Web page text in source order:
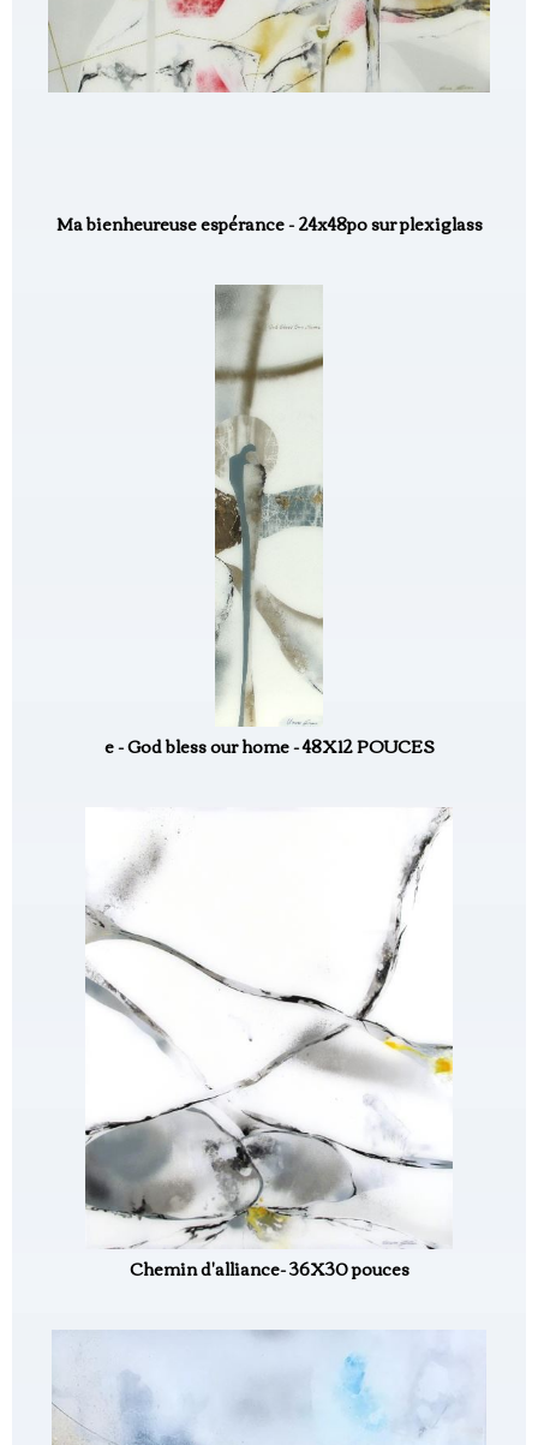
Ma bienheureuse espérance - 24x48po sur plexiglass
e - God bless our home - 48X12 POUCES
Chemin d'alliance- 36X30 pouces